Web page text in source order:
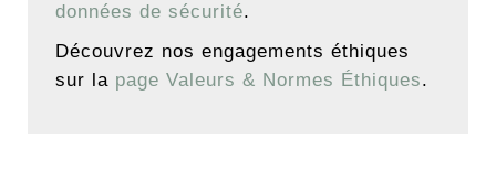
données de sécurité.
Découvrez nos engagements éthiques
sur la page Valeurs & Normes Éthiques.